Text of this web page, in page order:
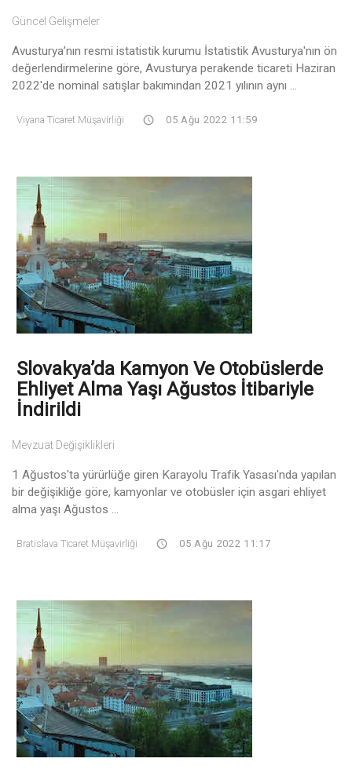
Güncel Gelişmeler
Avusturya’nın resmi istatistik kurumu İstatistik Avusturya'nın ön
değerlendirmelerine göre, Avusturya perakende ticareti Haziran
2022'de nominal satışlar bakımından 2021 yılının aynı ...
Viyana Ticaret Müşavirliği 05 Ağu 2022 11:59
Slovakya’da Kamyon Ve Otobüslerde
Ehliyet Alma Yaşı Ağustos İtibariyle
İndirildi
Mevzuat Değişiklikleri
1 Ağustos'ta yürürlüğe giren Karayolu Trafik Yasası'nda yapılan
bir değişikliğe göre, kamyonlar ve otobüsler için asgari ehliyet
alma yaşı Ağustos ...
Bratislava Ticaret Müşavirliği 05 Ağu 2022 11:17